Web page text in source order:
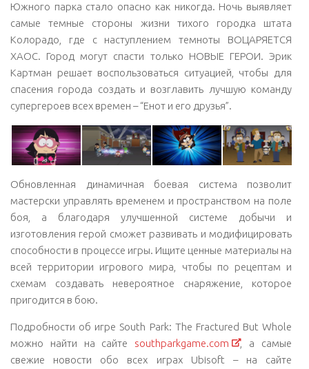
Южного парка стало опасно как никогда. Ночь выявляет
самые темные стороны жизни тихого городка штата
Колорадо, где с наступлением темноты ВОЦАРЯЕТСЯ
ХАОС. Город могут спасти только НОВЫЕ ГЕРОИ. Эрик
Картман решает воспользоваться ситуацией, чтобы для
спасения города создать и возглавить лучшую команду
супергероев всех времен – “Енот и его друзья”.
Обновленная динамичная боевая система позволит
мастерски управлять временем и пространством на поле
боя, а благодаря улучшенной системе добычи и
изготовления герой сможет развивать и модифицировать
способности в процессе игры. Ищите ценные материалы на
всей территории игрового мира, чтобы по рецептам и
схемам создавать невероятное снаряжение, которое
пригодится в бою.
Подробности об игре South Park: The Fractured But Whole
можно найти на сайте southparkgame.com
, а самые
свежие новости обо всех играх Ubisoft – на сайте